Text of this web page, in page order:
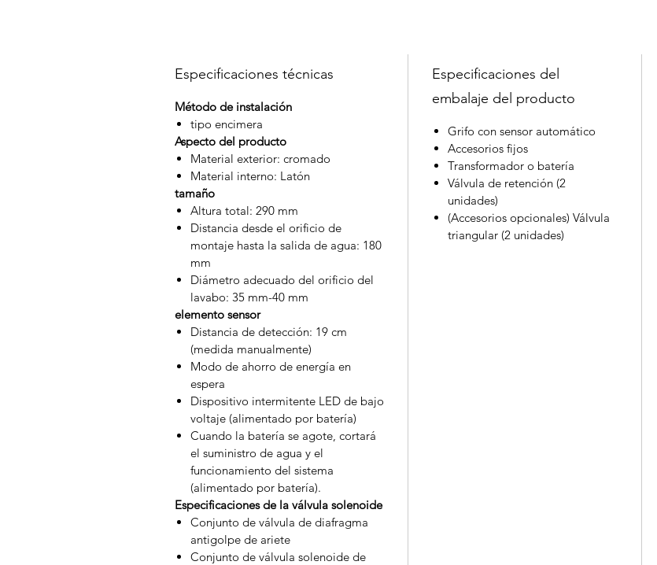
Especificaciones técnicas
Método de instalación
tipo encimera
Aspecto del producto
Material exterior: cromado
Material interno: Latón
tamaño
Altura total: 290 mm
Distancia desde el orificio de
montaje hasta la salida de agua: 180
mm
Diámetro adecuado del orificio del
lavabo: 35 mm-40 mm
elemento sensor
Distancia de detección: 19 cm
(medida manualmente)
Modo de ahorro de energía en
espera
Dispositivo intermitente LED de bajo
voltaje (alimentado por batería)
Cuando la batería se agote, cortará
el suministro de agua y el
funcionamiento del sistema
(alimentado por batería).
Especificaciones de la válvula solenoide
Conjunto de válvula de diafragma
antigolpe de ariete
Conjunto de válvula solenoide de
Especificaciones del
embalaje del producto
Grifo con sensor automático
Accesorios fijos
Transformador o batería
Válvula de retención (2
unidades)
(Accesorios opcionales) Válvula
triangular (2 unidades)